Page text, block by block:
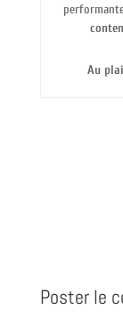
Au
Poster le